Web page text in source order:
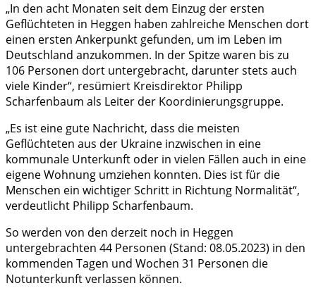
„In den acht Monaten seit dem Einzug der ersten
Geflüchteten in Heggen haben zahlreiche Menschen dort
einen ersten Ankerpunkt gefunden, um im Leben im
Deutschland anzukommen. In der Spitze waren bis zu
106 Personen dort untergebracht, darunter stets auch
viele Kinder“, resümiert Kreisdirektor Philipp
Scharfenbaum als Leiter der Koordinierungsgruppe.
„Es ist eine gute Nachricht, dass die meisten
Geflüchteten aus der Ukraine inzwischen in eine
kommunale Unterkunft oder in vielen Fällen auch in eine
eigene Wohnung umziehen konnten. Dies ist für die
Menschen ein wichtiger Schritt in Richtung Normalität“,
verdeutlicht Philipp Scharfenbaum.
So werden von den derzeit noch in Heggen
untergebrachten 44 Personen (Stand: 08.05.2023) in den
kommenden Tagen und Wochen 31 Personen die
Notunterkunft verlassen können.